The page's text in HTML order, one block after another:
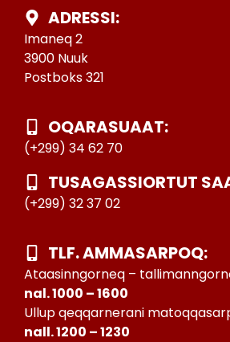
ADRESSI:
Imaneq 2
3900 Nuuk
Postboks 321
OQARASUAAT:
(+299) 34 62 70
TUSAGASSIORTUT
(+299) 32 37 02
TLF. AMMASARPOQ:
Ataasinngorneq –
nal. 1000 – 1600
Ullup qeqqarnerani
nall. 1200 – 1230